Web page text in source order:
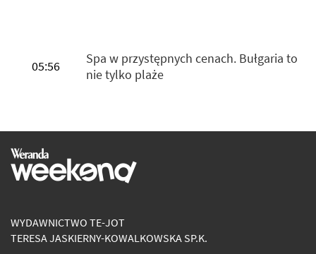
05:56
Spa w przystępnych cenach. Bułgaria to
nie tylko plaże
WYDAWNICTWO TE-JOT
TERESA JASKIERNY-KOWALKOWSKA SP.K.